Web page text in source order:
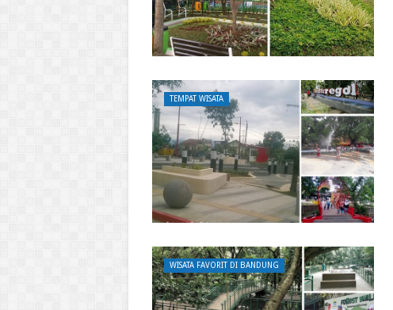
TEMPAT WISATA
WISATA FAVORIT DI BANDUNG